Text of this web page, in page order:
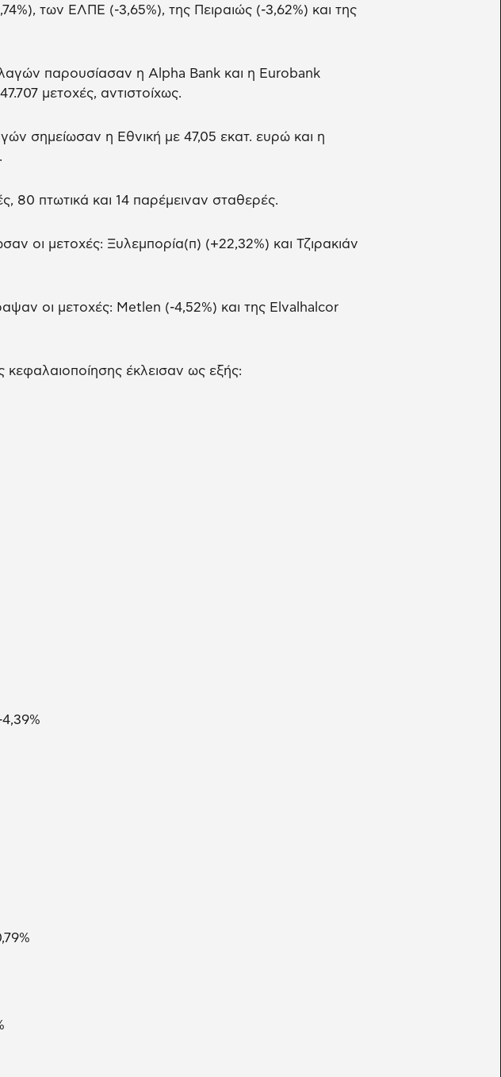
των ΕΛΠΕ (-3,65%), της Πειραιώς (-3,62%) και της
παρουσίασαν η Alpha Bank και η Eurobank
μετοχές, αντιστοίχως.
σημείωσαν η Εθνική με 47,05 εκατ. ευρώ και η
80 πτωτικά και 14 παρέμειναν σταθερές.
οι μετοχές: Ξυλεμπορία(π) (+22,32%) και Τζιρακιάν
οι μετοχές: Metlen (-4,52%) και της Elvalhalcor
κεφαλαιοποίησης έκλεισαν ως εξής: